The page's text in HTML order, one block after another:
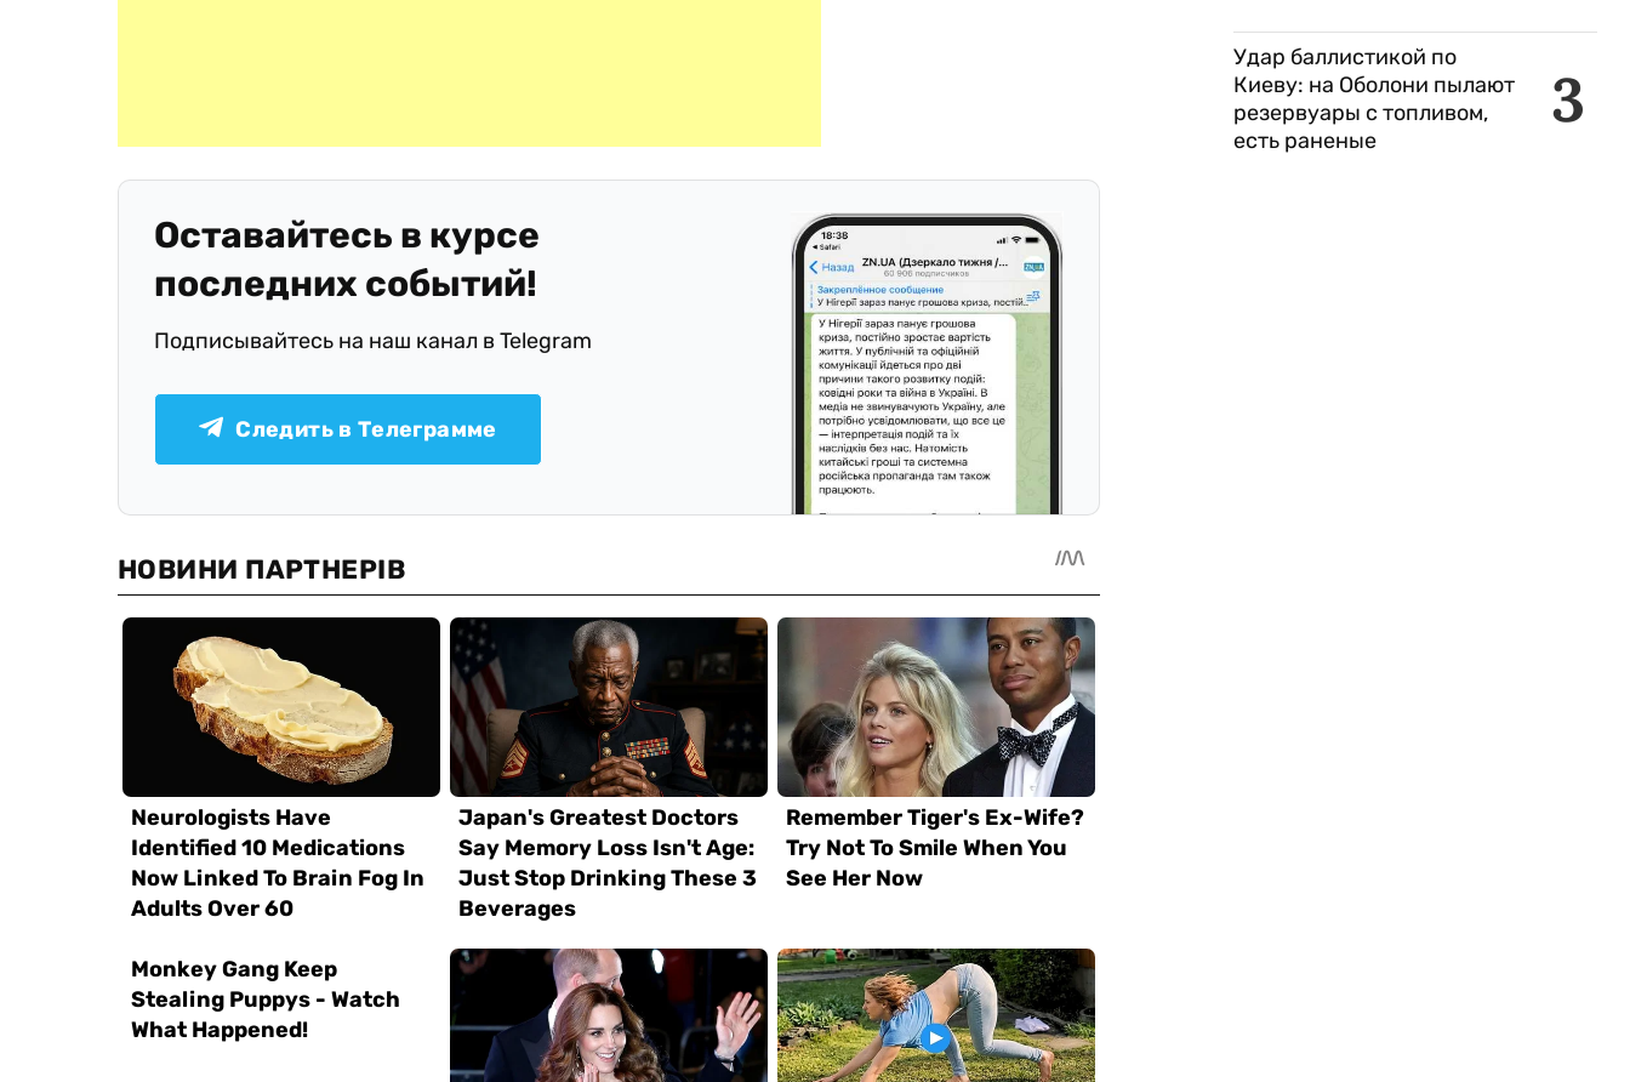
Оставайтесь в курсе
последних событий!
Подписывайтесь на наш канал в Telegram
Следить в Телеграмме
3
Удар баллистикой по
Киеву: на Оболони пылают
резервуары с топливом,
есть раненые